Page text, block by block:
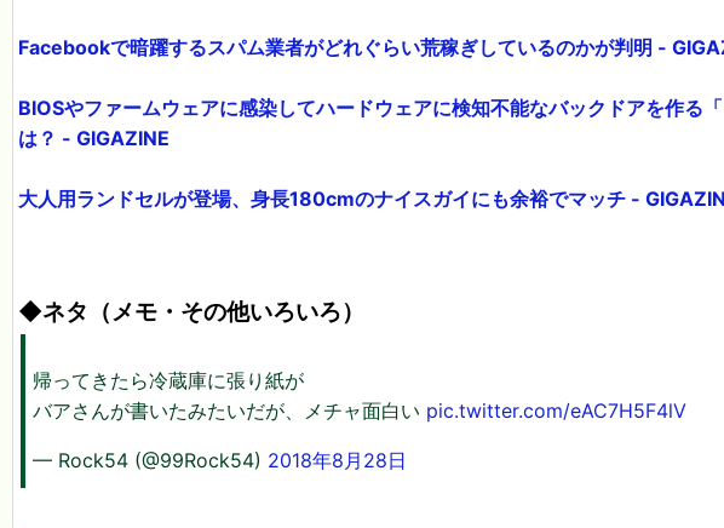
Facebookで暗躍するスパム業者がどれぐらい荒稼ぎしているのかが判明 -
BIOSやファームウェアに感染してハードウェアに検知不能なバックドアを作る
は？ - GIGAZINE
大人用ランドセルが登場、身長180cmのナイスガイにも余裕でマッチ -
◆ネタ（メモ・その他いろいろ）
帰ってきたら冷蔵庫に張り紙が
バアさんが書いたみたいだが、メチャ面白い pic.twitter.com/eAC7H5F4lV
— Rock54 (@99Rock54) 2018年8月28日